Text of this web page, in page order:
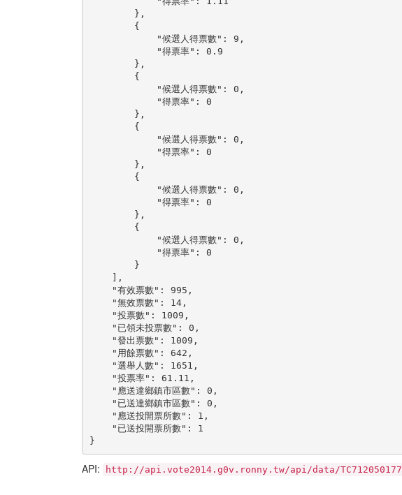
        },
        {
            "候選人得票數": 9,
            "得票率": 0.9
        },
        {
            "候選人得票數": 0,
            "得票率": 0
        },
        {
            "候選人得票數": 0,
            "得票率": 0
        },
        {
            "候選人得票數": 0,
            "得票率": 0
        },
        {
            "候選人得票數": 0,
            "得票率": 0
        }
    ],
    "有效票數": 995,
    "無效票數": 14,
    "投票數": 1009,
    "已領未投票數": 0,
    "發出票數": 1009,
    "用餘票數": 642,
    "選舉人數": 1651,
    "投票率": 61.11,
    "應送達鄉鎮市區數": 0,
    "已送達鄉鎮市區數": 0,
    "應送投開票所數": 1,
    "已送投開票所數": 1
}
API: http://api.vote2014.g0v.ronny.tw/api/data/TC712050177